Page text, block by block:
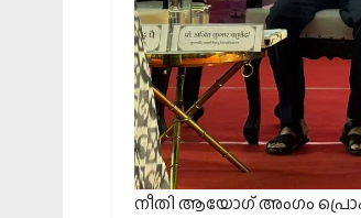
നീതി ആയോഗ് അംഗം